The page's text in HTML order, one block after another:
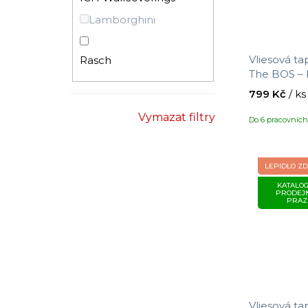
Lamborghini
Rasch
Vymazat filtry
Vliesová
The BOS
velikost
Do 6
799 Kč / ks
LEPIDLO